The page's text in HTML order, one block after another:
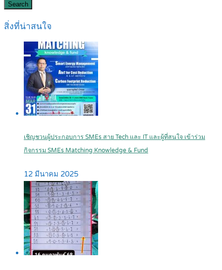
Search
สิ่งที่น่าสนใจ
เชิญชวนผู้ประกอบการ SMEs สาย Tech และ IT และผู้ที่สนใจ เข้าร่วม
กิจกรรม SMEs Matching Knowledge & Fund
12 มีนาคม 2025